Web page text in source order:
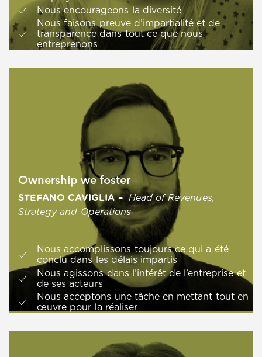
Nous encourageons la diversité
Nous faisons preuve d’impartialité et de
transparence dans tout ce que nous
entreprenons
Ownership we foster
STEFANO CAVIGLIA– Head of Revenues,
Strategy and Operations
Nous accomplissons toujours ce qui a été
conclu dans les délais impartis
Nous agissons dans l’intérêt de l’entreprise et
de ses acteurs
Nous acceptons une tâche en mettant tout en
œuvre pour la réaliser